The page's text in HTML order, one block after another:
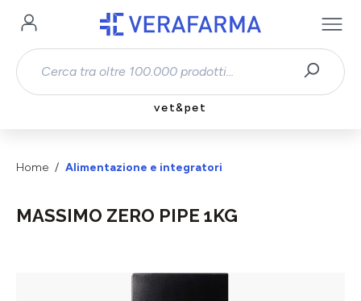
Passa al contenuto principale
vet&pet
Home Alimentazione e integratori
MASSIMO ZERO PIPE 1KG
Salta la galleria di immagini